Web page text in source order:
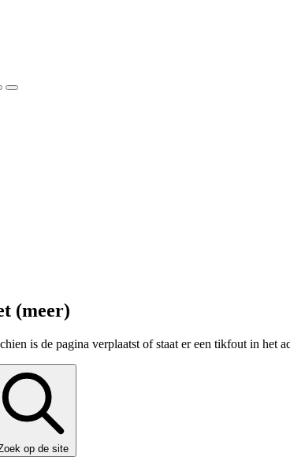
(meer)
is de pagina verplaatst of staat er een tikfout in het
op de site